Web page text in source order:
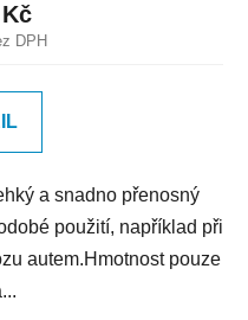
DPH
a snadno přenosný
použití, například při
autem.Hmotnost pouze